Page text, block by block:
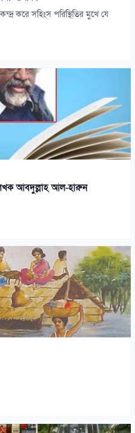
করে সহিংস পরিস্থিতির মুখে যে
আবদুল্লাহ আল-হারুন